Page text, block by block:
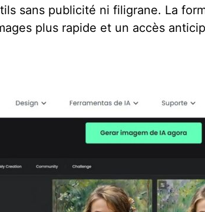
sans publicité ni filigrane. La
plus rapide et un accès